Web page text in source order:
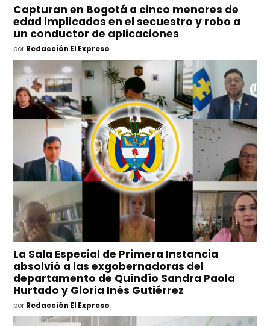
Capturan en Bogotá a cinco menores de
edad implicados en el secuestro y robo a
un conductor de aplicaciones
por Redacción El Expreso
La Sala Especial de Primera Instancia
absolvió a las exgobernadoras del
departamento de Quindío Sandra Paola
Hurtado y Gloria Inés Gutiérrez
por Redacción El Expreso